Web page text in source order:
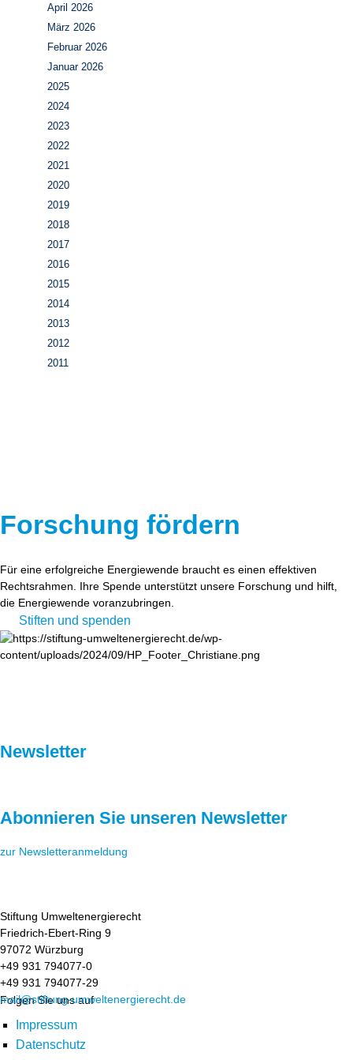
April 2026
März 2026
Februar 2026
Januar 2026
2025
2024
2023
2022
2021
2020
2019
2018
2017
2016
2015
2014
2013
2012
2011
Forschung fördern
Für eine erfolgreiche Energiewende braucht es einen effektiven
Rechtsrahmen. Ihre Spende unterstützt unsere Forschung und hilft,
die Energiewende voranzubringen.
Stiften und spenden
Newsletter
Abonnieren Sie unseren Newsletter
zur Newsletteranmeldung
Stiftung Umweltenergierecht
Friedrich-Ebert-Ring 9
97072 Würzburg
+49 931 794077-0
+49 931 794077-29
mail@stiftung-umweltenergierecht.de
Folgen Sie uns auf
Impressum
Datenschutz